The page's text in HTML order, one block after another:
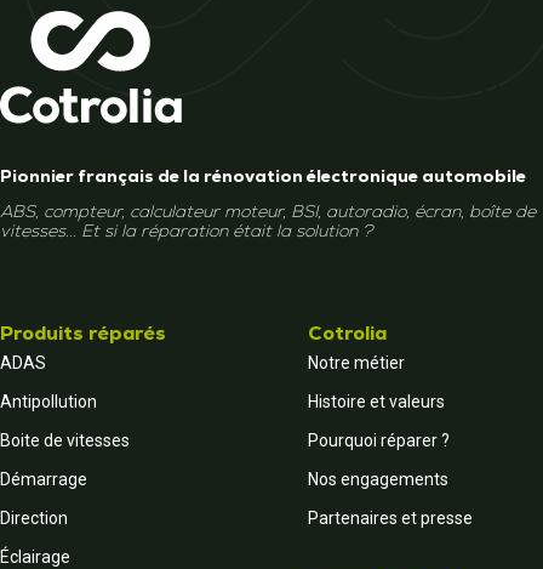
Pionnier français de la rénovation électronique automobile
ABS, compteur, calculateur moteur, BSI, autoradio, écran, boîte de
vitesses... Et si la réparation était la solution ?
Produits réparés
ADAS
Antipollution
Boite de vitesses
Démarrage
Direction
Éclairage
Cotrolia
Notre métier
Histoire et valeurs
Pourquoi réparer ?
Nos engagements
Partenaires et presse